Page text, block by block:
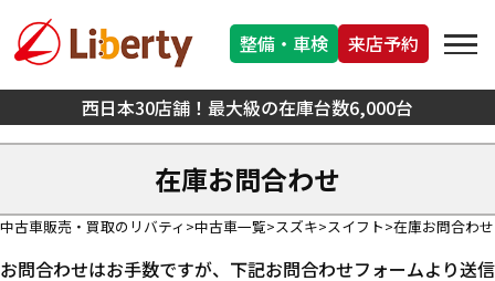
西日本30店舗！最大級の在庫台数6,000台
整備・車検 来店予約
在庫お問合わせ
中古車販売・買取のリバティ 中古車一覧 スズキ スイフト 在庫お問合わせ
お問合わせはお手数ですが、下記お問合わせフォームより送信